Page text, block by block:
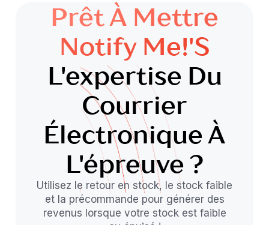
Prêt À Mettre
Notify Me!'s
L'expertise Du
Courrier
Électronique À
L'épreuve ?
Utilisez le retour en stock, le stock faible
et la précommande pour générer des
revenus lorsque votre stock est faible